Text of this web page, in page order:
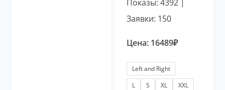
Показы: 4392 |
Заявки: 150
Цена: 16489₽
Left and Right
L
S XL
XXL